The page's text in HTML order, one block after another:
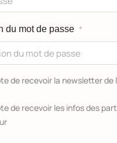
du mot de passe *
de recevoir la newsletter de
de recevoir les infos des